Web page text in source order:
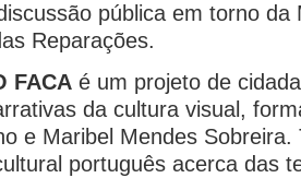
pública em torno da
Reparações.
FACA é um projeto de
da cultura visual,
e Maribel Mendes Sobreira.
português acerca das